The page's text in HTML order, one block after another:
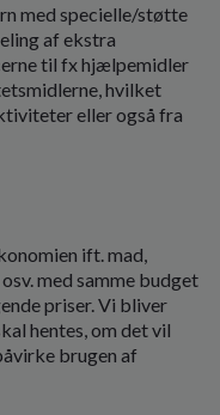
med specielle/støtte
af ekstra
til fx hjælpemidler
hvilket
eller også fra
ift. mad,
med samme budget
priser. Vi bliver
hentes, om det vil
brugen af